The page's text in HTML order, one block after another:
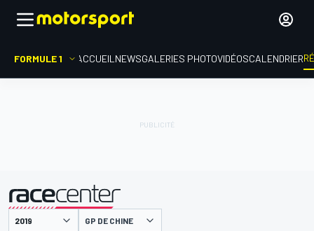
FORMULE 1 ACCUEIL NEWSGALERIES PHOTOVIDÉOSCALENDRIER
présenté par GP DE CHINE